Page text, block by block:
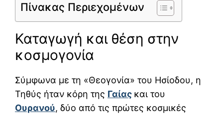
Πίνακας Περιεχομένων
Καταγωγή και θέση στην
κοσμογονία
Σύμφωνα με τη «Θεογονία» του Ησίοδου, η
Τηθύς ήταν κόρη της Γαίας και του
Ουρανού, δύο από τις πρώτες κοσμικές